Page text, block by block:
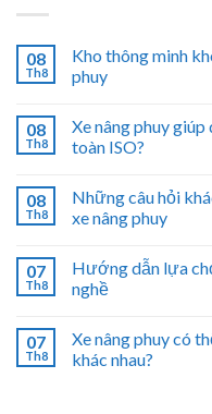
08
Th8
Kho thông minh
phuy
08
Th8
Xe nâng phuy
toàn ISO?
08
Th8
Những câu hỏi
xe nâng phuy
07
Th8
Hướng dẫn lựa
nghề
07
Th8
Xe nâng phuy có
khác nhau?